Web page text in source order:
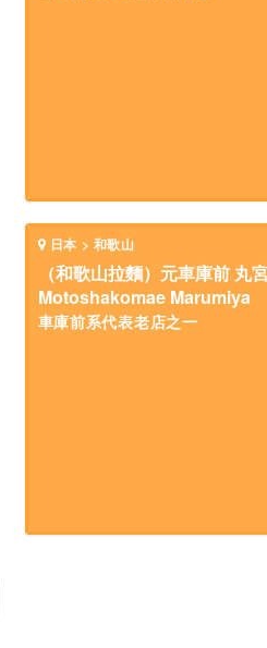
日本 > 和歌山
（和歌山拉麵）元車庫前 丸
Motoshakomae Marumiya
車庫前系代表老店之一